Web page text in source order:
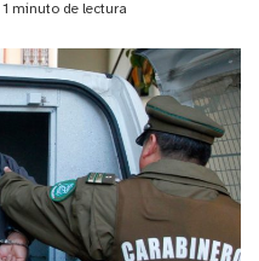
1 minuto de lectura